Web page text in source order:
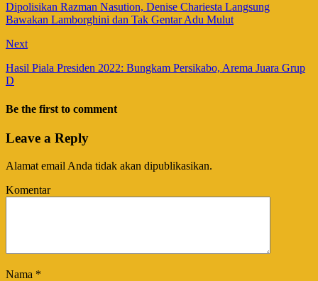
Dipolisikan Razman Nasution, Denise Chariesta Langsung
Bawakan Lamborghini dan Tak Gentar Adu Mulut
Next
Hasil Piala Presiden 2022: Bungkam Persikabo, Arema Juara Grup
D
Be the first to comment
Leave a Reply
Alamat email Anda tidak akan dipublikasikan.
Komentar
Nama *